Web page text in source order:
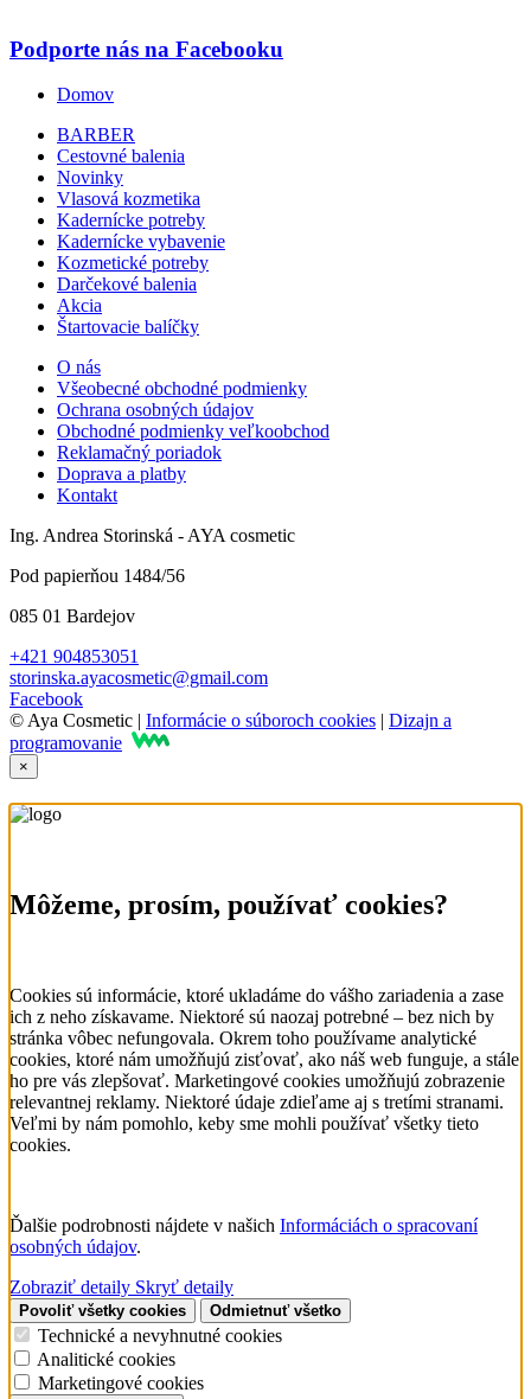
Podporte nás na Facebooku
Domov
BARBER
Cestovné balenia
Novinky
Vlasová kozmetika
Kadernícke potreby
Kadernícke vybavenie
Kozmetické potreby
Darčekové balenia
Akcia
Štartovacie balíčky
O nás
Všeobecné obchodné podmienky
Ochrana osobných údajov
Obchodné podmienky veľkoobchod
Reklamačný poriadok
Doprava a platby
Kontakt
Ing. Andrea Storinská - AYA cosmetic
Pod papierňou 1484/56
085 01 Bardejov
+421 904853051
storinska.ayacosmetic@gmail.com
Facebook
© Aya Cosmetic | Informácie o súboroch cookies | Dizajn a
programovanie
×
Môžeme, prosím, používať cookies?
Cookies sú informácie, ktoré ukladáme do vášho zariadenia a zase
ich z neho získavame. Niektoré sú naozaj potrebné – bez nich by
stránka vôbec nefungovala. Okrem toho používame analytické
cookies, ktoré nám umožňujú zisťovať, ako náš web funguje, a stále
ho pre vás zlepšovať. Marketingové cookies umožňujú zobrazenie
relevantnej reklamy. Niektoré údaje zdieľame aj s tretími stranami.
Veľmi by nám pomohlo, keby sme mohli používať všetky tieto
cookies.
Ďalšie podrobnosti nájdete v našich Informáciách o spracovaní
osobných údajov.
Zobraziť detaily Skryť detaily
Povoliť všetky cookies Odmietnuť všetko
Technické a nevyhnutné cookies
Analitické cookies
Marketingové cookies